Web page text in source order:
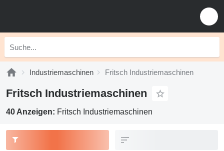
Industriemaschinen Fritsch Industriemaschinen
Fritsch Industriemaschinen
40 Anzeigen: Fritsch Industriemaschinen